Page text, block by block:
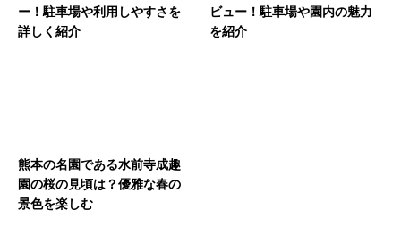
ー！駐車場や利用しやすさを
詳しく紹介
ビュー！駐車場や園内の魅力
を紹介
熊本の名園である水前寺成趣
園の桜の見頃は？優雅な春の
景色を楽しむ